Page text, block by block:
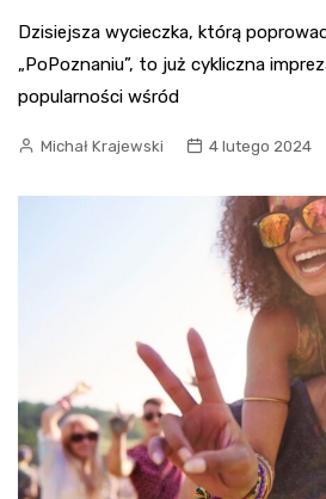
Dzisiejsza wycieczka, którą
„PoPoznaniu”, to już cykliczna
popularności wśród
Michał Krajewski 4 lutego 2024